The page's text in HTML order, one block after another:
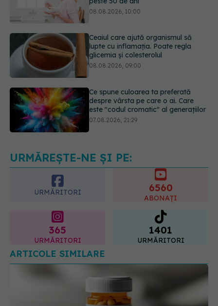
Ceaiul care ajută organismul să
lupte cu inflamația. Poate regla
08.08.2026, 09:00
Ce spune culoarea ta preferată
despre vârsta pe care o ai. Care
Analiza de sânge AST (SGOT): ce
înseamnă rezultatele și când sunt un
URMĂREȘTE-NE ȘI PE:
URMĂRITORI 6560
ABONAȚI
365
URMĂRITORI
1401
URMĂRITORI
ARTICOLE SIMILARE